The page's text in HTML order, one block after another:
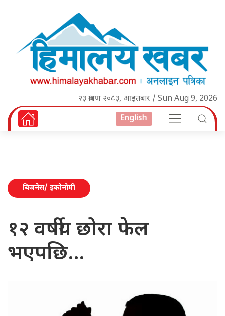
२३ श्रावण २०८३, आइतबार / Sun Aug 9, 2026
English
बिजनेस/ इकोनोमी
१२ वर्षीय छोरा फेल
भएपछि…